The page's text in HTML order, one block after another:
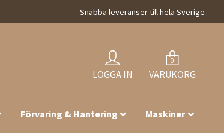
Snabba leveranser till hela Sverige
LOGGA IN
0
VARUKORG
Förvaring & Hantering Maskiner